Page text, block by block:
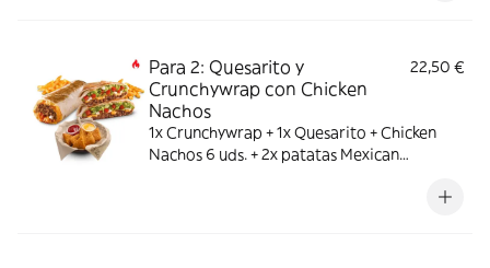
Para 2: Quesarito y
Crunchywrap con Chicken
Nachos
22,50 €
1x Crunchywrap + 1x Quesarito + Chicken
Nachos 6 uds. + 2x patatas Mexican